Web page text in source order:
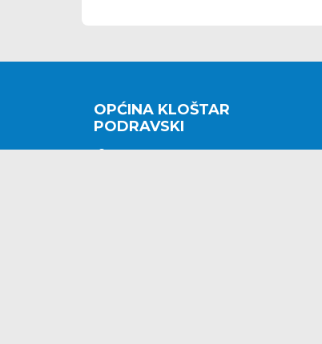
OPĆINA KLOŠTAR
PODRAVSKI